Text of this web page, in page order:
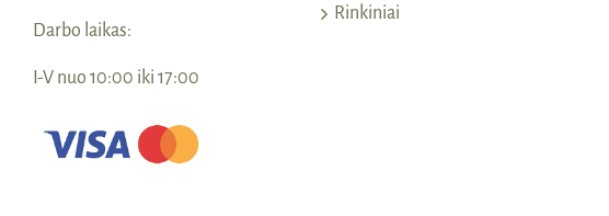
Darbo laikas:
I-V nuo 10:00 iki 17:00
Rinkiniai